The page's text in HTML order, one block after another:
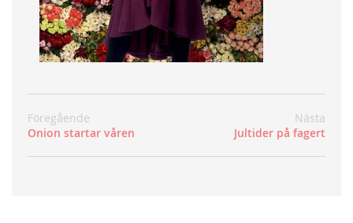
Föregående
Onion startar våren
Nästa
Jultider på fagert